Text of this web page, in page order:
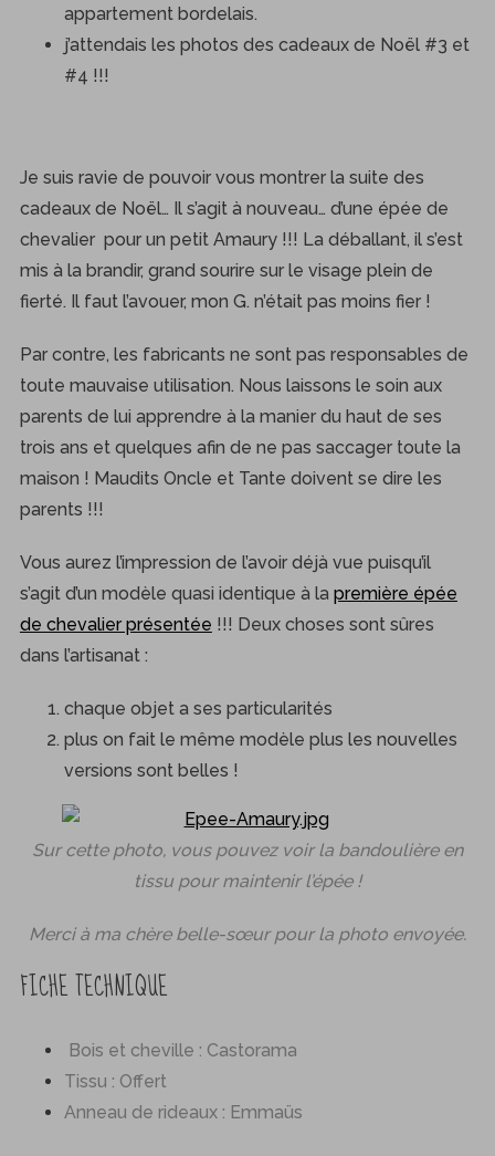
appartement bordelais.
j’attendais les photos des cadeaux de Noël #3 et
#4 !!!
Je suis ravie de pouvoir vous montrer la suite des
cadeaux de Noël… Il s’agit à nouveau… d’une épée de
chevalier pour un petit Amaury !!! La déballant, il s’est
mis à la brandir, grand sourire sur le visage plein de
fierté. Il faut l’avouer, mon G. n’était pas moins fier !
Par contre, les fabricants ne sont pas responsables de
toute mauvaise utilisation. Nous laissons le soin aux
parents de lui apprendre à la manier du haut de ses
trois ans et quelques afin de ne pas saccager toute la
maison ! Maudits Oncle et Tante doivent se dire les
parents !!!
Vous aurez l’impression de l’avoir déjà vue puisqu’il
s’agit d’un modèle quasi identique à la première épée
de chevalier présentée !!! Deux choses sont sûres
dans l’artisanat :
chaque objet a ses particularités
plus on fait le même modèle plus les nouvelles
versions sont belles !
Sur cette photo, vous pouvez voir la bandoulière en
tissu pour maintenir l’épée !
Merci à ma chère belle-sœur pour la photo envoyée.
FICHE TECHNIQUE
Bois et cheville : Castorama
Tissu : Offert
Anneau de rideaux : Emmaüs